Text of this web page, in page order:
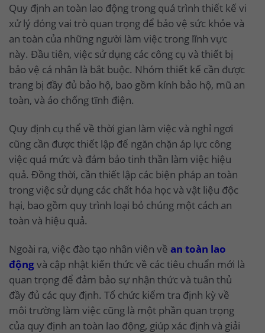
Quy định an toàn lao động trong quá trình thiết kế vi
xử lý đóng vai trò quan trọng để bảo vệ sức khỏe và
an toàn của những người làm việc trong lĩnh vực
này. Đầu tiên, việc sử dụng các công cụ và thiết bị
bảo vệ cá nhân là bắt buộc. Nhóm thiết kế cần được
trang bị đầy đủ bảo hộ, bao gồm kính bảo hộ, mũ an
toàn, và áo chống tĩnh điện.
Quy định cụ thể về thời gian làm việc và nghỉ ngơi
cũng cần được thiết lập để ngăn chặn áp lực công
việc quá mức và đảm bảo tinh thần làm việc hiệu
quả. Đồng thời, cần thiết lập các biện pháp an toàn
trong việc sử dụng các chất hóa học và vật liệu độc
hại, bao gồm quy trình loại bỏ chúng một cách an
toàn và hiệu quả.
Ngoài ra, việc đào tạo nhân viên về an toàn lao
độngvà cập nhật kiến thức về các tiêu chuẩn mới là
quan trọng để đảm bảo sự nhận thức và tuân thủ
đầy đủ các quy định. Tổ chức kiểm tra định kỳ về
môi trường làm việc cũng là một phần quan trọng
của quy định an toàn lao động, giúp xác định và giải